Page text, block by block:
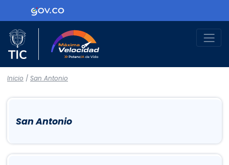
Logo Gobierno de Colombia
Logo del Ministerio TIC
Inicio / San Antonio
San Antonio